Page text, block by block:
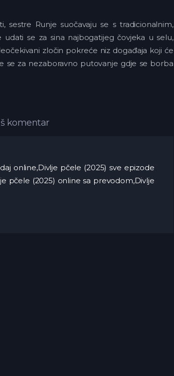
sestre Runje suočavaju se s tradicionalnim,
udati se za sina najbogatijeg čovjeka u selu,
zločin pokreće niz događaja koji će
se za nezaboravno putovanje gdje se borba
komentar
online,Divlje pčele (2025) sve epizode
pčele (2025) online sa prevodom,Divlje